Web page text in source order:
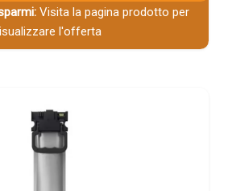
Visita la pagina prodotto per
l'offerta